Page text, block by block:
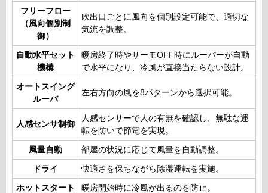
フリーフロー
（風向個別制
御）
吹出口ごとに風向を個別設定可能で、適切な
気流を調整。
自動水平セット
機構
暖房終了時やサーモOFF時にルーバーが自動
で水平になり、冷風が直接当たらない設計。
オートスイング
ルーバ
左右方向の風を8パターンから選択可能。
人感センサ制御
人感センサーで人の有無を確認し、無駄な運
転を防いで節電を実現。
風量自動 部屋の状況に応じて風量を自動調整。
ドライ 快適さを保ちながら除湿運転を実施。
ホットスタート 暖房開始時に冷風が出るのを防止。